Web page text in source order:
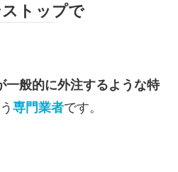
ストップで
一般的に外注するような特
専門業者です。